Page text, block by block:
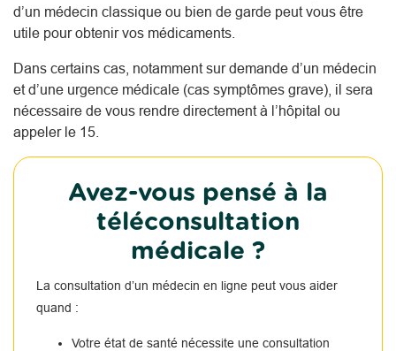
d’un médecin classique ou bien de garde peut vous être
utile pour obtenir vos médicaments.
Dans certains cas, notamment sur demande d’un médecin
et d’une urgence médicale (cas symptômes grave), il sera
nécessaire de vous rendre directement à l’hôpital ou
appeler le 15.
Avez-vous pensé à la
téléconsultation
médicale ?
La consultation d’un médecin en ligne peut vous aider
quand :
Votre état de santé nécessite une consultation